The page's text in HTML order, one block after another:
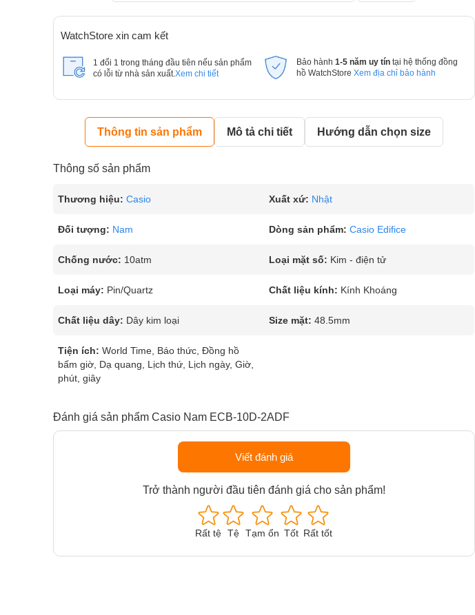
WatchStore xin cam kết
1 đổi 1 trong tháng đầu tiên nếu sản phẩm
có lỗi từ nhà sản xuất. Xem chi tiết
Bảo hành 1-5 năm uy tín tại hệ thống đồng
hồ WatchStore Xem địa chỉ bảo hành
Thông tin sản phẩm Mô tả chi tiết Hướng dẫn chọn size
Thông số sản phẩm
Thương hiệu: Casio Xuất xứ: Nhật
Đối tượng: Nam Dòng sản phẩm: Casio Edifice
Chống nước: 10atm Loại mặt số: Kim - điện tử
Loại máy: Pin/Quartz Chất liệu kính: Kính Khoáng
Chất liệu dây: Dây kim loại Size mặt: 48.5mm
Tiện ích: World Time, Báo thức, Đồng hồ
bấm giờ, Dạ quang, Lịch thứ, Lịch ngày, Giờ,
phút, giây
Đánh giá sản phẩm Casio Nam ECB-10D-2ADF
Viết đánh giá
Trở thành người đầu tiên đánh giá cho sản phẩm!
Rất tệ Tệ Tạm ổn Tốt Rất tốt